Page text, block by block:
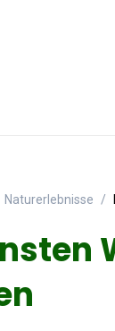
Naturerlebnisse